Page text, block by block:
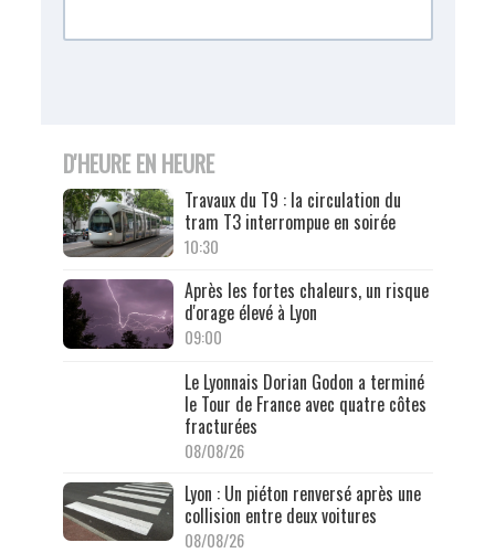
D'HEURE EN HEURE
Travaux du T9 : la circulation du
tram T3 interrompue en soirée
10:30
Après les fortes chaleurs, un risque
d'orage élevé à Lyon
09:00
Le Lyonnais Dorian Godon a terminé
le Tour de France avec quatre côtes
fracturées
08/08/26
Lyon : Un piéton renversé après une
collision entre deux voitures
08/08/26